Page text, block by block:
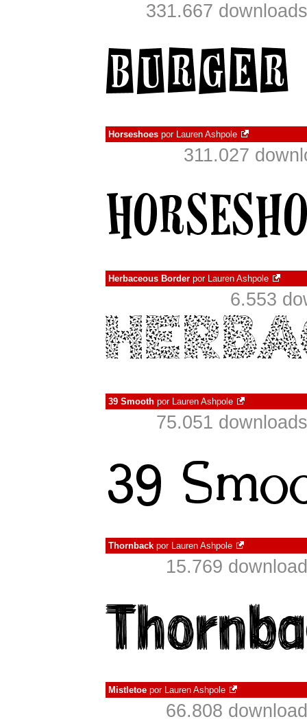
331.667
Horseshoes por Lauren Ashpole
311.027
Herbaceous Border por Lauren Ashpole
6.553
39 Smooth por Lauren Ashpole
75.051
Thornback por Lauren Ashpole
15.769
Mistletoe por Lauren Ashpole
66.808